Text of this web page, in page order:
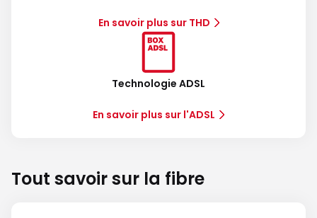
En savoir plus sur THD
Technologie ADSL
En savoir plus sur l'ADSL
Tout savoir sur la fibre